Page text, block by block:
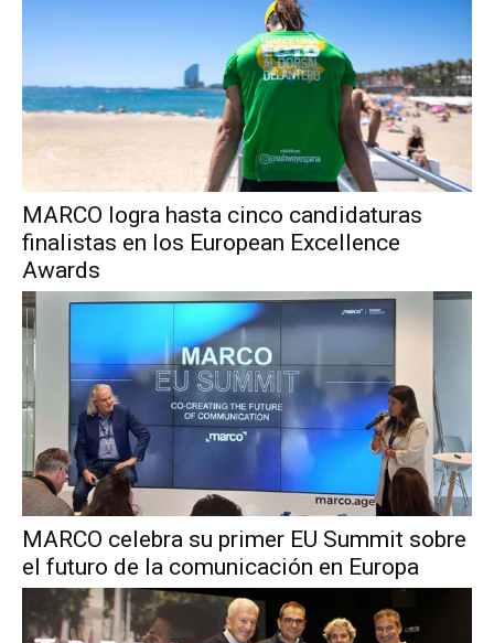
MARCO logra hasta cinco candidaturas
finalistas en los European Excellence
Awards
MARCO celebra su primer EU Summit sobre
el futuro de la comunicación en Europa